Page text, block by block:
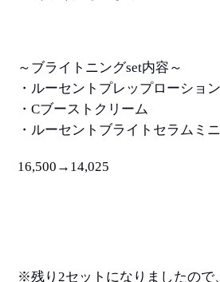
～ブライトニングset内容～
・ルーセントプレップローション
・Cブーストクリーム
・ルーセントブライトセラムミニ
16,500→14,025
※残り2セットになりましたので